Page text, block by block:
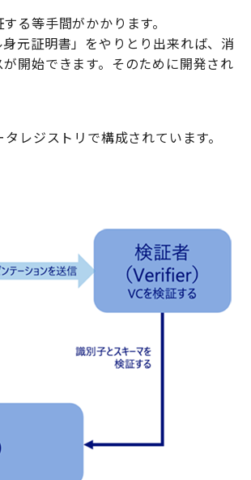
る等手間がかかります。
元証明書」をやりとり出来れば、消
開始できます。そのために開発され
レジストリで構成されています。